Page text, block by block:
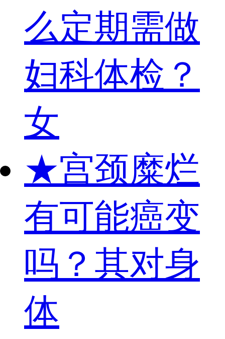
么定期需做
妇科体检？
女
★宫颈糜烂
有可能癌变
吗？其对身
体